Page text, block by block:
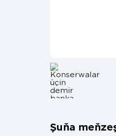
Şuňa